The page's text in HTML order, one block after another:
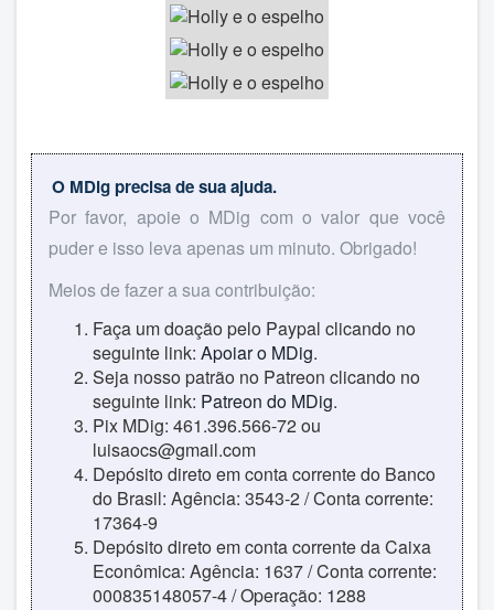
O MDig precisa de sua ajuda.
Por favor, apoie o MDig com o valor que você
puder e isso leva apenas um minuto. Obrigado!
Meios de fazer a sua contribuição:
Faça um doação pelo Paypal clicando no
seguinte link: Apoiar o MDig.
Seja nosso patrão no Patreon clicando no
seguinte link: Patreon do MDig.
Pix MDig: 461.396.566-72 ou
luisaocs@gmail.com
Depósito direto em conta corrente do Banco
do Brasil: Agência: 3543-2 / Conta corrente:
17364-9
Depósito direto em conta corrente da Caixa
Econômica: Agência: 1637 / Conta corrente:
000835148057-4 / Operação: 1288